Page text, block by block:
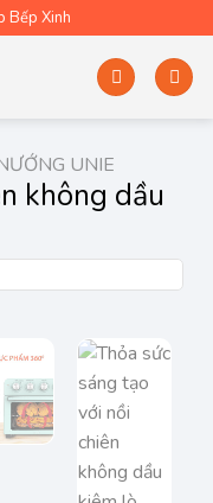
Bếp Xinh
UNIE
không dầu